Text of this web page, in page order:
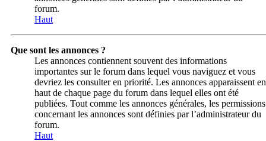
forum.
Haut
Que sont les annonces ?
Les annonces contiennent souvent des informations
importantes sur le forum dans lequel vous naviguez et vous
devriez les consulter en priorité. Les annonces apparaissent en
haut de chaque page du forum dans lequel elles ont été
publiées. Tout comme les annonces générales, les permissions
concernant les annonces sont définies par l’administrateur du
forum.
Haut